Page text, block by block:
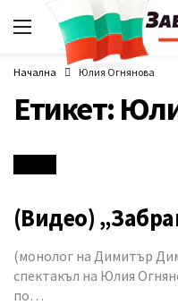
Начална Юлия Огнянова
Етикет:
(Видео)
(монолог на Димитър
спектакъл на Юлия
по…